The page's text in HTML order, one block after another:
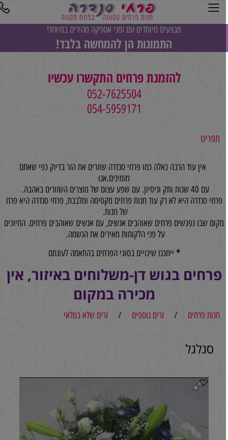
מבצעים מיוחדים עם זמני אספקה מהירים במיוחד!
התמונות הן להמחשה בלבד!
להזמנת פרחים התקשרו עכשיו
052-7625504
054-5959171
תפריט
אין עוד הרבה כאלה כמו פרחי סנדרה שוזרים את הזר בדיוק כפי שאתם
מזמינים.אנו
עם 40 שנות ותק וניסיון. עם שפע עצום של מוצרים השזורים באהבה.
פרחי סנדרה היא לא רק עוד חנות פרחים מקסימה ומלבבת, פרחי סנדרה היא פרח
של חנות.
מקום שבו נפגשים פרחים שאוהבים אנשים, עם אנשים שאוהבים פרחים. החיוכים
על פני הלקוחות מאירים את הנשמה.
*ייתכנו שינויים בסוגי הפרחים בהתאמה לעונתם
פרחים בגוש דן-משלוחים באיזור, אין
מכירה במקום
חנות פרחים / זרים נוספים / זרים שלא במלאי
סגלגל